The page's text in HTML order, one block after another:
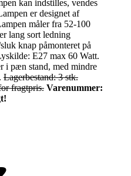
kan indstilles, vendes
er designet af
måler fra 52-100
lang sort ledning
knap påmonteret på
E27 max 60 Watt.
i pæn stand, med mindre
Lagerbestand: 3 stk.
fragtpris. Varenummer: